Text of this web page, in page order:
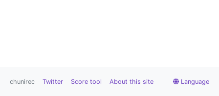
chunirec Twitter Score tool About this site Language